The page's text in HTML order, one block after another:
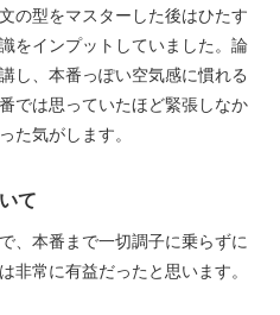
の型をマスターした後はひたす
をインプットしていました。論
し、本番っぽい空気感に慣れる
では思っていたほど緊張しなか
た気がします。
て
、本番まで一切調子に乗らずに
非常に有益だったと思います。